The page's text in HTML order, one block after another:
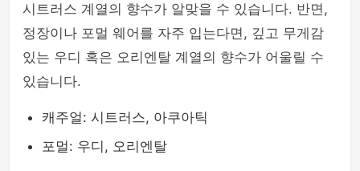
시트러스 계열의 향수가 알맞을 수 있습니다. 반면,
정장이나 포멀 웨어를 자주 입는다면, 깊고 무게감
있는 우디 혹은 오리엔탈 계열의 향수가 어울릴 수
있습니다.
캐주얼: 시트러스, 아쿠아틱
포멀: 우디, 오리엔탈